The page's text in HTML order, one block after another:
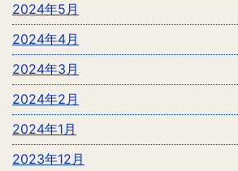
2024年5月
2024年4月
2024年3月
2024年2月
2024年1月
2023年12月